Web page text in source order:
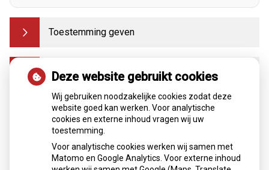
Toestemming geven
Gegevens opvragen
Regionaal
Wilt u dat zorgverleners uw medische gegevens
elektronisch kunnen delen? Dan kunt u hiervoor mondeling
toestemming geven als uw huisarts of apotheker daarom
Deze website gebruikt cookies
Wij gebruiken noodzakelijke cookies zodat deze
website goed kan werken. Voor analytische
cookies en externe inhoud vragen wij uw
toestemming.
Voor analytische cookies werken wij samen met
Matomo en Google Analytics. Voor externe inhoud